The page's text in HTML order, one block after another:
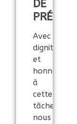
DE
Avec
dignité
et
honneur
à
cette
tâche,
nous